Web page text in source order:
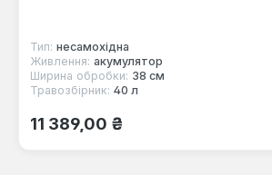
Тип: несамохідна
Живлення: акумулятор
Ширина обробки: 38 см
Травозбірник: 40 л
Звичайна ціна:
11 389,00 ₴